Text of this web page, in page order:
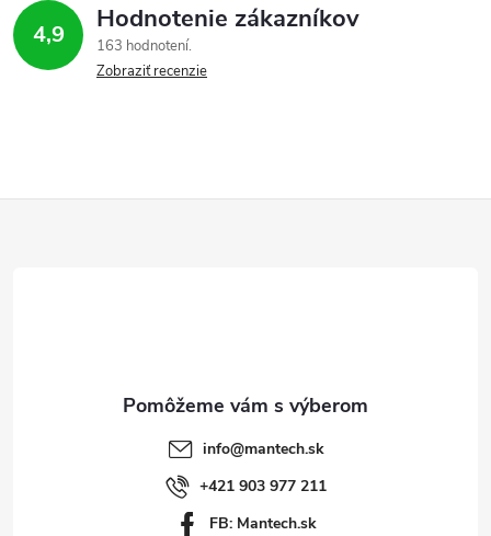
4,9 Hodnotenie zákazníkov
163 hodnotení
Zobraziť recenzie
info@mantech.sk
+421 903 977 211
FB: Mantech.sk